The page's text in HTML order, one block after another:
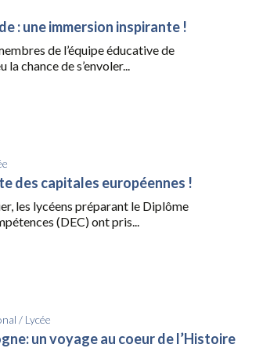
: une immersion inspirante !
de l’équipe éducative de
la chance de s’envoler...
des capitales européennes !
les lycéens préparant le Diplôme
(DEC) ont pris...
/ Lycée
un voyage au coeur de l’Histoire